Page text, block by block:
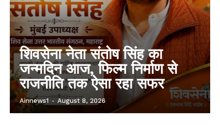
शिवसेना नेता संतोष सिंह का
जन्मदिन आज, फिल्म निर्माण से
राजनीति तक ऐसा रहा सफर
Ainnews1 - August 8, 2026